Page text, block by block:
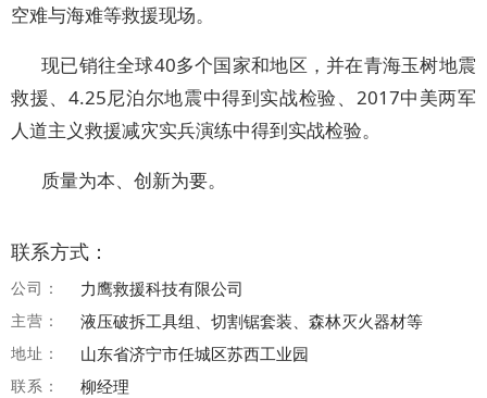
空难与海难等救援现场。
现已销往全球40多个国家和地区，并在青海玉树地震
救援、4.25尼泊尔地震中得到实战检验、2017中美两军
人道主义救援减灾实兵演练中得到实战检验。
质量为本、创新为要。
联系方式：
公司： 力鹰救援科技有限公司
主营： 液压破拆工具组、切割锯套装、森林灭火器材等
地址： 山东省济宁市任城区苏西工业园
联系： 柳经理